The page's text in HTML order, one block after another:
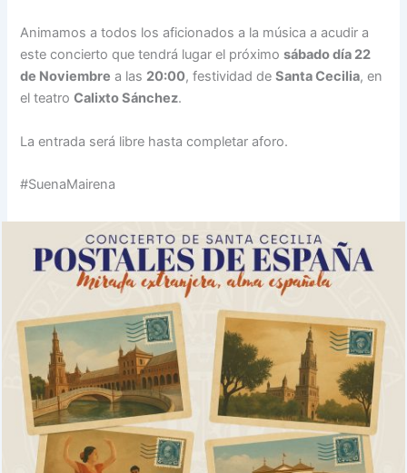
Animamos a todos los aficionados a la música a acudir a
este concierto que tendrá lugar el próximosábado día 22
de Noviembre a las 20:00, festividad deSanta Cecilia, en
el teatroCalixto Sánchez.
La entrada será libre hasta completar aforo.
#SuenaMairena